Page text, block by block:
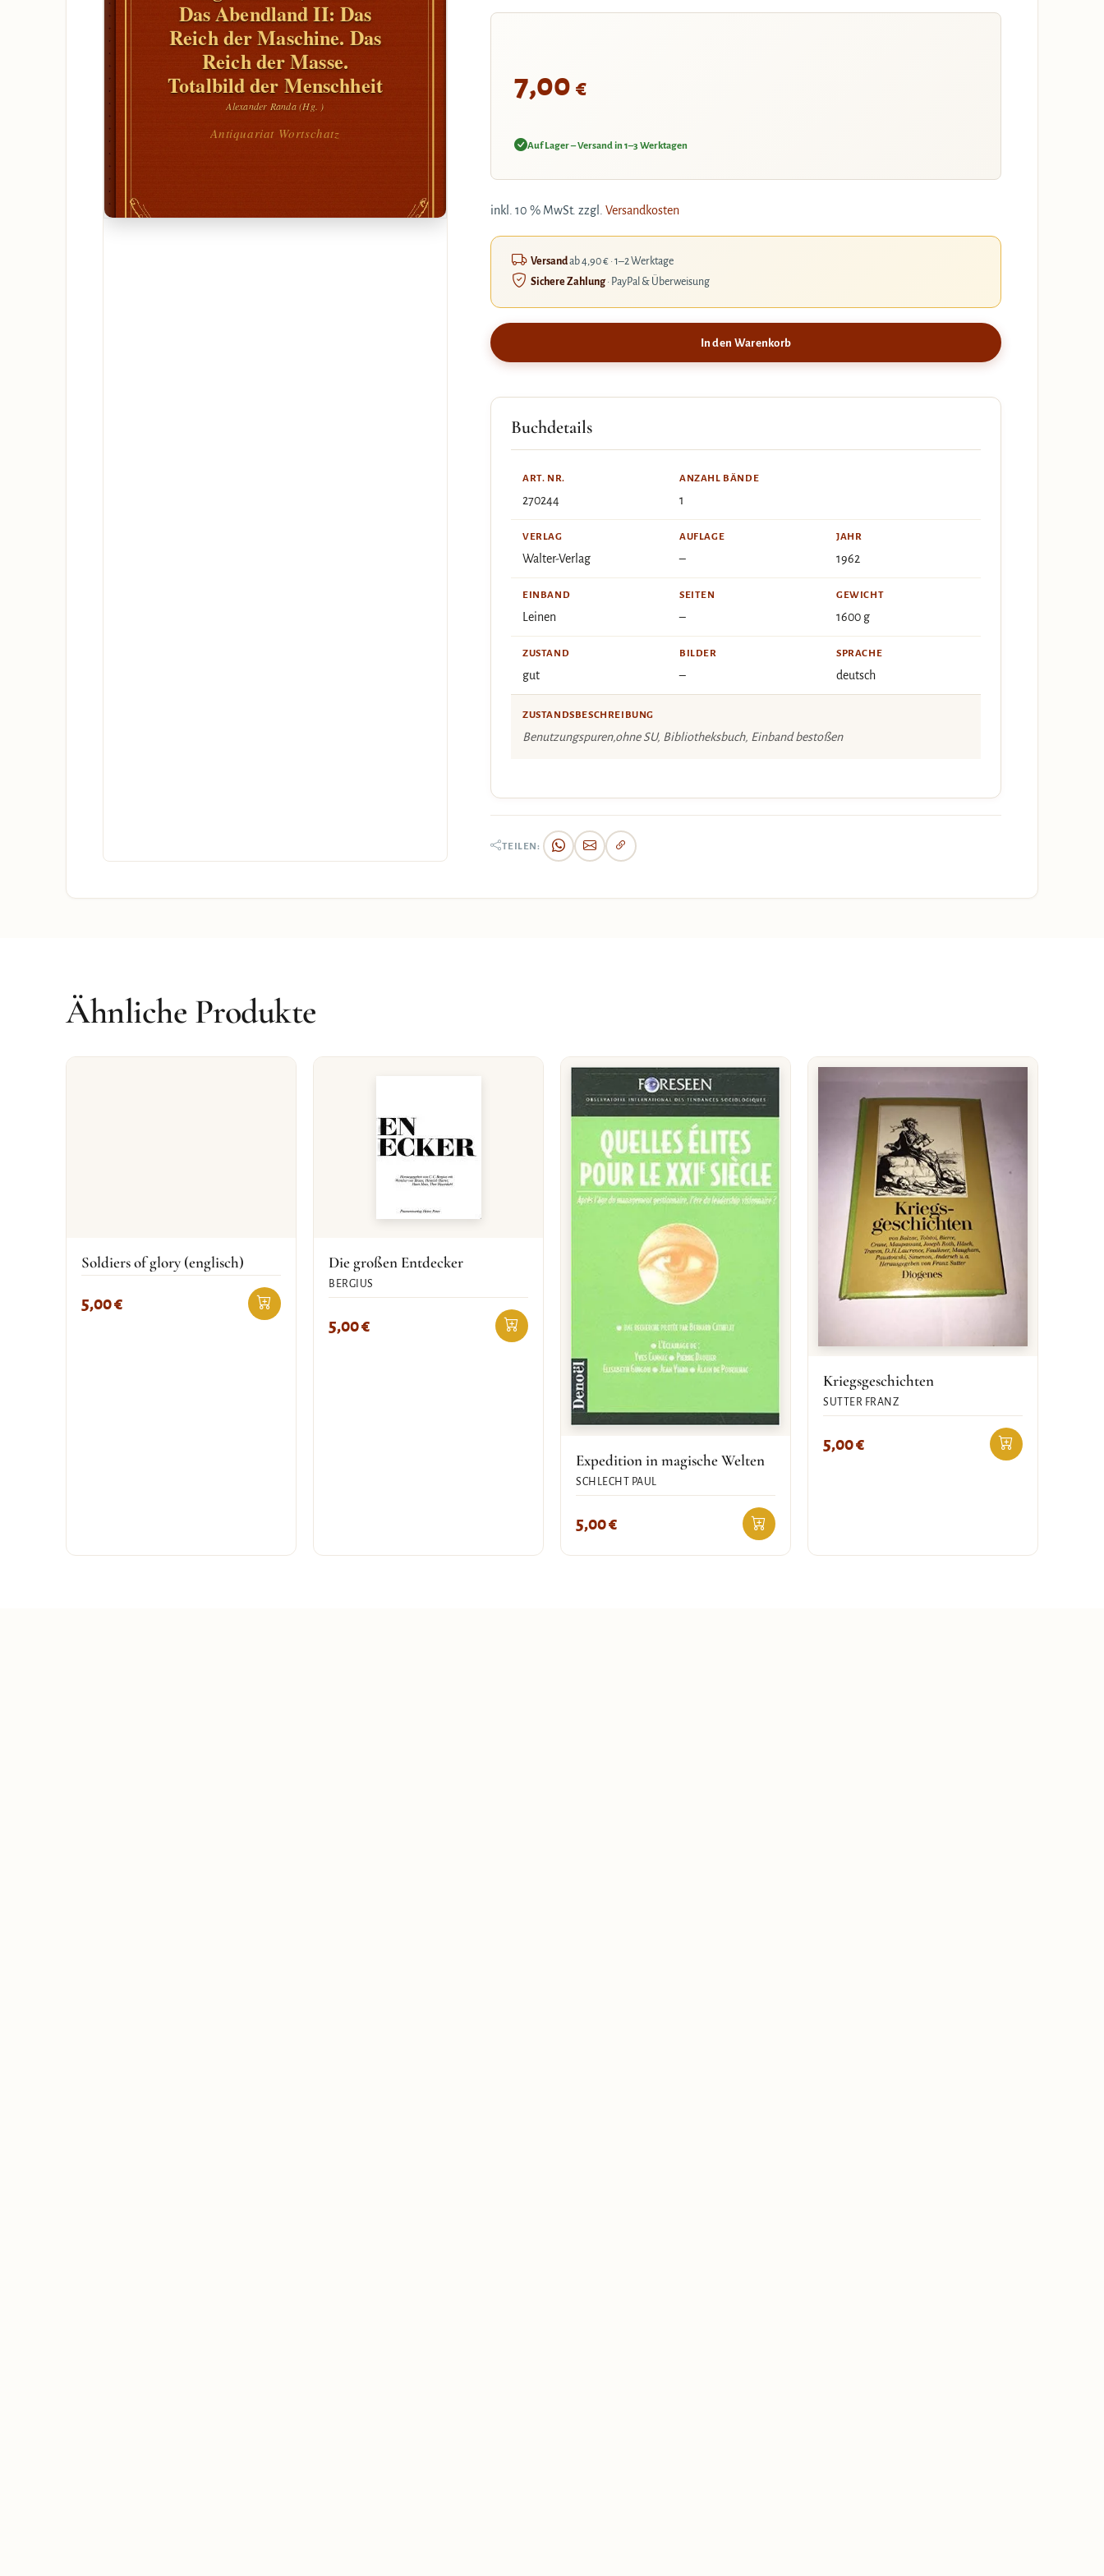
Das Abendland II: Das
Reich der Maschine. Das
Reich der Masse.
Totalbild der Menschheit
Alexander Randa (Hg. )
Antiquariat Wortschatz
7,00 €
Auf Lager – Versand in 1–3 Werktagen
inkl. 10 % MwSt. zzgl. Versandkosten
Versandab 4,90 € · 1–2 Werktage
Sichere Zahlung· PayPal & Überweisung
In den Warenkorb
Buchdetails
ART. NR.
270244
ANZAHL BÄNDE
1
VERLAG
Walter-Verlag
AUFLAGE
–
JAHR
1962
EINBAND
Leinen
SEITEN
–
GEWICHT
1600 g
ZUSTAND
gut
BILDER
–
SPRACHE
deutsch
ZUSTANDSBESCHREIBUNG
Benutzungspuren,ohne SU, Bibliotheksbuch, Einband bestoßen
TEILEN:
Ähnliche Produkte
Soldiers of glory (englisch)
5,00€
Die großen Entdecker
BERGIUS
5,00€
Expedition in magische Welten
SCHLECHT PAUL
5,00€
Kriegsgeschichten
SUTTER FRANZ
5,00€